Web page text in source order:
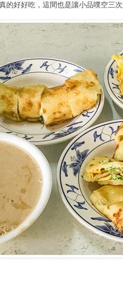
的好好吃，這間也是讓小品噗空三